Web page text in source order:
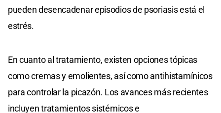
pueden desencadenar episodios de psoriasis está el
estrés.
En cuanto al tratamiento, existen opciones tópicas
como cremas y emolientes, así como antihistamínicos
para controlar la picazón. Los avances más recientes
incluyen tratamientos sistémicos e